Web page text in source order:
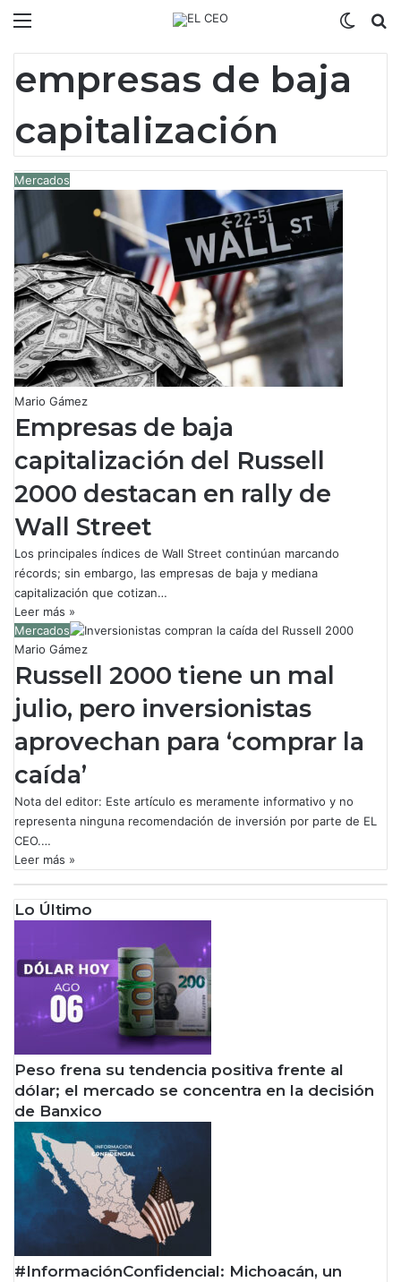
empresas de baja
capitalización
Mercados
Mario Gámez
Empresas de baja
capitalización del Russell
2000 destacan en rally de
Wall Street
Los principales índices de Wall Street continúan marcando
récords; sin embargo, las empresas de baja y mediana
capitalización que cotizan…
Leer más »
Mercados
Mario Gámez
Russell 2000 tiene un mal
julio, pero inversionistas
aprovechan para ‘comprar la
caída’
Nota del editor: Este artículo es meramente informativo y no
representa ninguna recomendación de inversión por parte de EL
CEO.…
Leer más »
Lo Último
Peso frena su tendencia positiva frente al
dólar; el mercado se concentra en la decisión
de Banxico
#InformaciónConfidencial: Michoacán, un